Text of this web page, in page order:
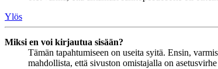
Ylös
Miksi en voi kirjautua sisään?
Tämän tapahtumiseen on useita syitä. Ensin,
mahdollista, että sivuston omistajalla on